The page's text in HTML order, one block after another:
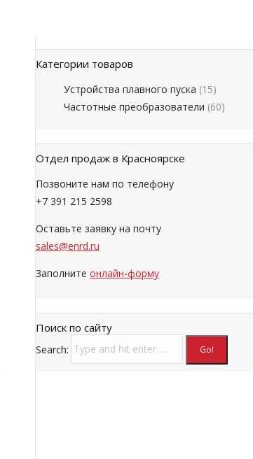
Категории товаров
Устройства плавного пуска (15)
Частотные преобразователи (60)
Отдел продаж в Красноярске
Позвоните нам по телефону
+7 391 215 2598
Оставьте заявку на почту
sales@enrd.ru
Заполните онлайн-форму
Поиск по сайту
Search: